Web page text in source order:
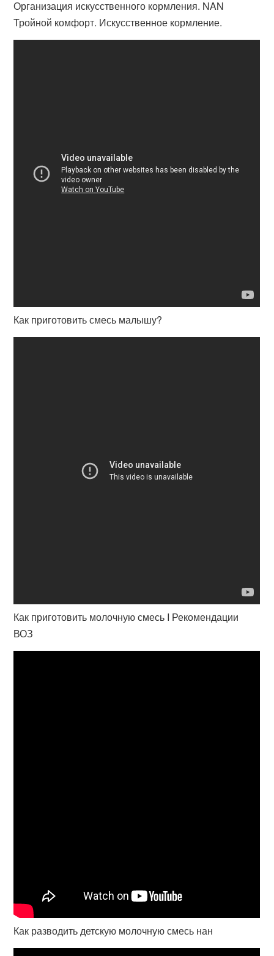
Организация искусственного кормления. NAN
Тройной комфорт. Искусственное кормление.
Как приготовить смесь малышу?
Как приготовить молочную смесь I Рекомендации
ВОЗ
Как разводить детскую молочную смесь нан